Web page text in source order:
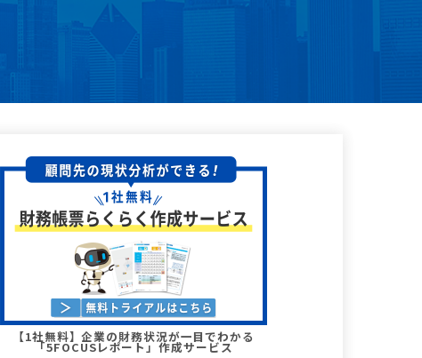
【1社無料】企業の財務状況が一目でわかる
「5FOCUSレポート」作成サービス